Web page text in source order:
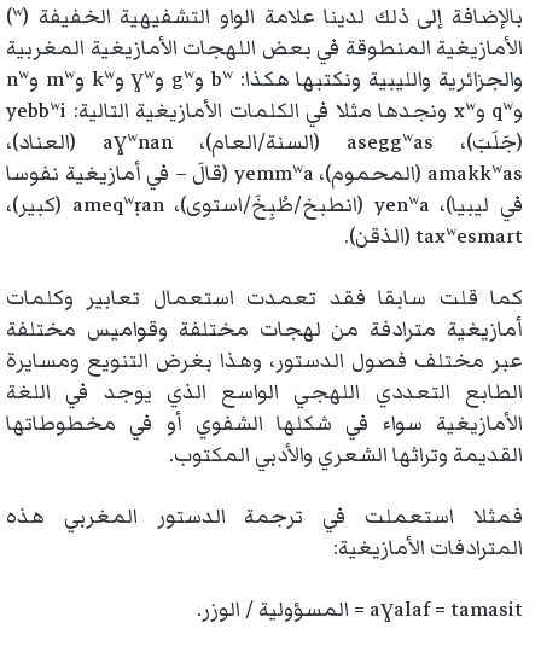
بالإضافة إلى ذلك لدينا علامة الواو التشفيهية الخفيفة (ʷ)
الأمازيغية المنطوقة في بعض اللهجات الأمازيغية المغربية
والجزائرية والليبية ونكتبها هكذا: bʷ وgʷ وɣʷ وkʷ وmʷ وnʷ
وqʷ وxʷ ونجدها مثلا في الكلمات الأمازيغية التالية: yebbʷi
(جَلَبَ)، aseggʷas (السنة/العام)، aɣʷnan (العناد)،
amakkʷas (المحموم)، yemmʷa (قالَ – في أمازيغية نفوسا
في ليبيا)، yenʷa (انطبخ/طُبِخَ/استوى)، ameqʷṛan (كبير)،
taxʷesmart (الذقن).
كما قلت سابقا فقد تعمدت استعمال تعابير وكلمات
أمازيغية مترادفة من لهجات مختلفة وقواميس مختلفة
عبر مختلف فصول الدستور، وهذا بغرض التنويع ومسايرة
الطابع التعددي اللهجي الواسع الذي يوجد في اللغة
الأمازيغية سواء في شكلها الشفوي أو في مخطوطاتها
القديمة وتراثها الشعري والأدبي المكتوب.
فمثلا استعملت في ترجمة الدستور المغربي هذه
المترادفات الأمازيغية:
aɣalaf = tamasit = المسؤولية / الوزر.